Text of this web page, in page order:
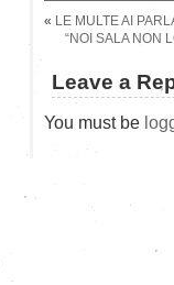
« LE MULTE AI
“NOI SALA NON
Leave a
You must be